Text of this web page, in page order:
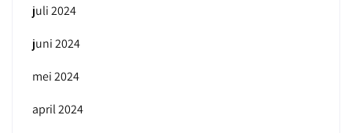
juli 2024
juni 2024
mei 2024
april 2024